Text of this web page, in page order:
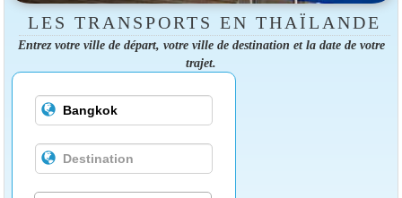
LES TRANSPORTS EN THAÏLANDE
Entrez votre ville de départ, votre ville de destination et la date de votre
trajet.